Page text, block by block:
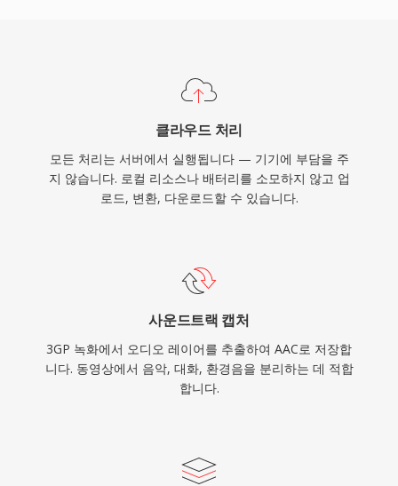
클라우드 처리
모든 처리는 서버에서 실행됩니다 — 기기에 부담을 주
지 않습니다. 로컬 리소스나 배터리를 소모하지 않고 업
로드, 변환, 다운로드할 수 있습니다.
사운드트랙 캡처
3GP 녹화에서 오디오 레이어를 추출하여 AAC로 저장합
니다. 동영상에서 음악, 대화, 환경음을 분리하는 데 적합
합니다.